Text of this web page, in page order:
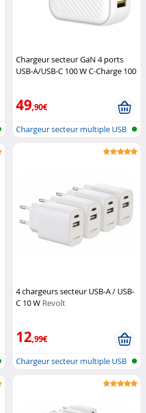
Chargeur secteur GaN 4 ports
USB-A/USB-C 100 W C-Charge 100
49,90€
Chargeur secteur multiple USB
4 chargeurs secteur USB-A / USB-
C 10 W Revolt
12,99€
Chargeur secteur multiple USB